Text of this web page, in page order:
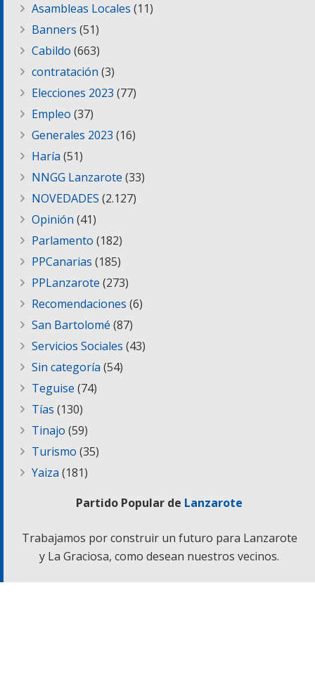
Asambleas Locales (11)
Banners (51)
Cabildo (663)
contratación (3)
Elecciones 2023 (77)
Empleo (37)
Generales 2023 (16)
Haría (51)
NNGG Lanzarote (33)
NOVEDADES (2.127)
Opinión (41)
Parlamento (182)
PPCanarias (185)
PPLanzarote (273)
Recomendaciones (6)
San Bartolomé (87)
Servicios Sociales (43)
Sin categoría (54)
Teguise (74)
Tías (130)
Tinajo (59)
Turismo (35)
Yaiza (181)
Partido Popular de Lanzarote
Trabajamos por construir un futuro para Lanzarote
y La Graciosa, como desean nuestros vecinos.